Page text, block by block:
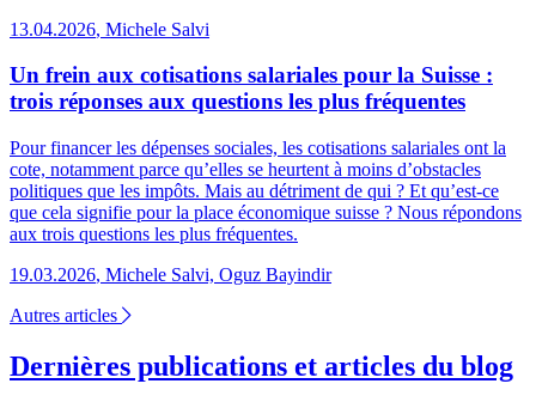
13.04.2026, Michele Salvi
Un frein aux cotisations salariales pour la Suisse :
trois réponses aux questions les plus fréquentes
Pour financer les dépenses sociales, les cotisations salariales ont la
cote, notamment parce qu’elles se heurtent à moins d’obstacles
politiques que les impôts. Mais au détriment de qui ? Et qu’est-ce
que cela signifie pour la place économique suisse ? Nous répondons
aux trois questions les plus fréquentes.
19.03.2026, Michele Salvi, Oguz Bayindir
Autres articles
Dernières publications et articles du blog